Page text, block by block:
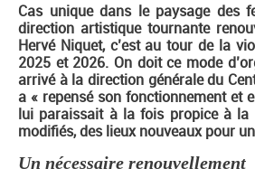
Cas unique dans le paysage des
direction artistique tournante
Hervé Niquet, c’est au tour de la
2025 et 2026. On doit ce mode
arrivé à la direction générale du
a « repensé son fonctionnement et
lui paraissait à la fois propice à la
modifiés, des lieux nouveaux pour
Un nécessaire renouvellement